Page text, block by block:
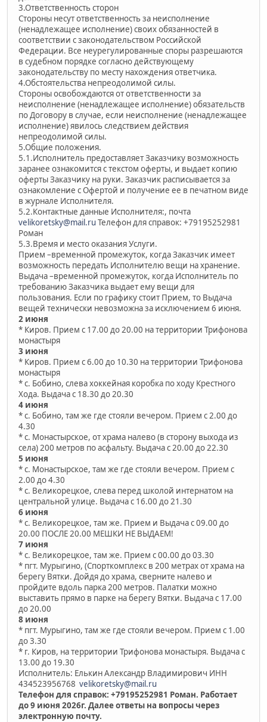
3.Ответственность сторон
Стороны несут ответственность за неисполнение
(ненадлежащее исполнение) своих обязанностей в
соответствии с законодательством Российской
Федерации. Все неурегулированные споры разрешаются
в судебном порядке согласно действующему
законодательству по месту нахождения ответчика.
4.Обстоятельства непреодолимой силы.
Стороны освобождаются от ответственности за
неисполнение (ненадлежащее исполнение) обязательств
по Договору в случае, если неисполнение (ненадлежащее
исполнение) явилось следствием действия
непреодолимой силы.
5.Общие положения.
5.1.Исполнитель предоставляет Заказчику возможность
заранее ознакомится с текстом оферты, и выдает копию
оферты Заказчику на руки. Заказчик расписывается за
ознакомление с Офертой и получение ее в печатном виде
в журнале Исполнителя.
5.2.Контактные данные Исполнителя:, почта
velikoretsky@mail.ru Телефон для справок: +79195252981
Роман
5.3.Время и место оказания Услуги.
Прием –временной промежуток, когда Заказчик имеет
возможность передать Исполнителю вещи на хранение.
Выдача –временной промежуток, когда Исполнитель по
требованию Заказчика выдает ему вещи для
пользования. Если по графику стоит Прием, то Выдача
вещей технически невозможна за исключением 6 июня.
2 июня
* Киров. Прием с 17.00 до 20.00 на территории Трифонова
монастыря
3 июня
* Киров. Прием с 6.00 до 10.30 на территории Трифонова
монастыря
* с. Бобино, слева хоккейная коробка по ходу Крестного
Хода. Выдача с 18.30 до 20.30
4 июня
* с. Бобино, там же где стояли вечером. Прием с 2.00 до
4.30
* с. Монастырское, от храма налево (в сторону выхода из
села) 200 метров по асфальту. Выдача с 20.00 до 22.30
5 июня
* с. Монастырское, там же где стояли вечером. Прием с
2.00 до 4.30
* с. Великорецкое, слева перед школой интернатом на
центральной улице. Выдача с 16.00 до 21.30
6 июня
* с. Великорецкое, там же. Прием и Выдача с 09.00 до
20.00 ПОСЛЕ 20.00 МЕШКИ НЕ ВЫДАЕМ!
7 июня
* с. Великорецкое, там же. Прием с 00.00 до 03.30
* пгт. Мурыгино, (Спорткомплекс в 200 метрах от храма на
берегу Вятки. Дойдя до храма, сверните налево и
пройдите вдоль парка 200 метров. Палатки можно
выставить прямо в парке на берегу Вятки. Выдача с 17.00
до 20.00
8 июня
* пгт. Мурыгино, там же где стояли вечером. Прием с 1.00
до 3.30
* г. Киров, на территории Трифонова монастыря. Выдача с
13.00 до 19.30
Исполнитель: Елькин Александр Владимирович ИНН
434523956768 velikoretsky@mail.ru
Телефон для справок: +79195252981 Роман. Работает
до 9 июня 2026г. Далее ответы на вопросы через
электронную почту.